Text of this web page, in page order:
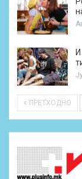
ПРЕТХОДНО